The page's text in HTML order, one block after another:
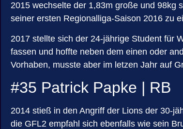
2015 wechselte der 1,83m große und 98kg
seiner ersten Regionalliga-Saison 2016 zu
2017 stellte sich der 24-jährige Student für
fassen und hoffte neben dem einen oder
Vorhaben, musste aber im letzen Jahr auf
#35 Patrick Papke | RB
2014 stieß in den Angriff der Lions der 30-
die GFL2 empfahl sich ebenfalls wie sein